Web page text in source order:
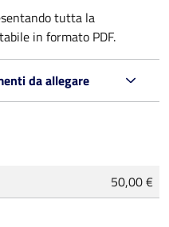
tutta la
in formato PDF.
da allegare
50,00 €